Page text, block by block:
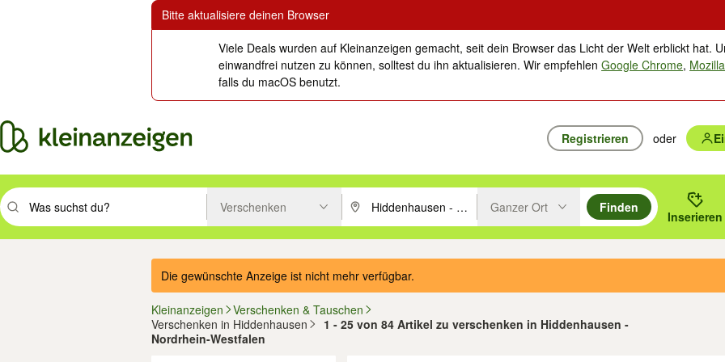
Bitte aktualisiere deinen Browser
Viele Deals wurden auf Kleinanzeigen gemacht, seit dein Browser das Licht der Welt erblickt hat.
einwandfrei nutzen zu können, solltest du ihn aktualisieren. Wir empfehlenGoogle Chrome,
falls du macOS benutzt.
Registrieren oder
Suchbegriff eingeben. Eingabetaste drücken um zu suchen, oder Vorschläge mit den Pfeiltasten nach oben/unten durchsuchen und mit
Verschenken PLZ oder Ort eingeben. Eingabetaste drücken um zu suchen, oder
Ganzer Ort
Finden
Inserieren
Die gewünschte Anzeige ist nicht mehr verfügbar.
Kleinanzeigen
Verschenken & Tauschen
Verschenken in Hiddenhausen
1 - 25 von 84 Artikel zu verschenken in Hiddenhausen -
Nordrhein-Westfalen